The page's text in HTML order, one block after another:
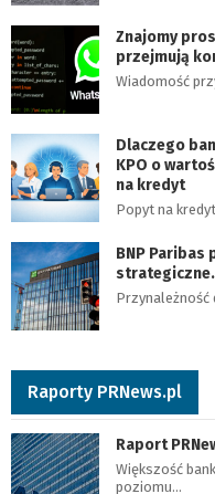
Znajomy
przejmują
Wiadomość
Dlaczego
KPO o
na kredyt
Popyt na
BNP Paribas
strategiczne.
Przynależność
Raporty PRNews.pl
Raport
Większość
poziomu…